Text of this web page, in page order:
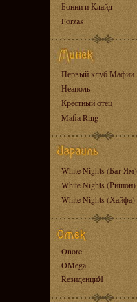
Бонни и Клайд
Forzas
Первый клуб Мафии
Неаполь
Крёстный отец
Mafia Ring
White Nights (Бат Ям)
White Nights (Ришон)
White Nights (Хайфа)
Onore
OMega
RезиденциЯ